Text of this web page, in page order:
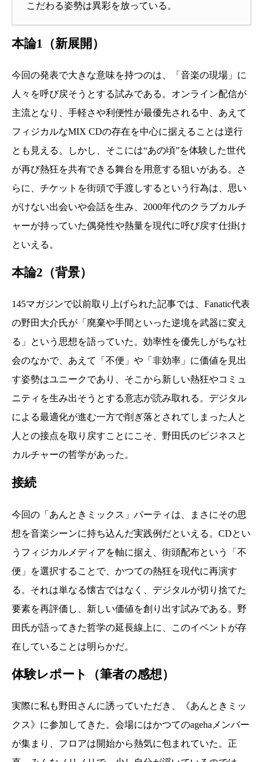
こだわる姿勢は異彩を放っている。
本論1（新展開）
今回の発表で大きな意味を持つのは、「音楽の現場」に
人々を呼び戻そうとする試みである。オンライン配信が
主流となり、手軽さや利便性が最優先される中、あえて
フィジカルなMIX CDの存在を中心に据えることは逆行
とも見える。しかし、そこには“あの頃”を体験した世代
が再び熱狂を共有できる舞台を用意する狙いがある。さ
らに、チケットを街頭で手渡しするという行為は、思い
がけない出会いや会話を生み、2000年代のクラブカルチ
ャーが持っていた偶発性や熱量を現代に呼び戻す仕掛け
といえる。
本論2（背景）
145マガジンで以前取り上げられた記事では、Fanatic代表
の野田大介氏が「廃棄や手間といった逆境を武器に変え
る」という思想を語っていた。効率性を優先しがちな社
会のなかで、あえて「不便」や「非効率」に価値を見出
す姿勢はユニークであり、そこから新しい熱狂やコミュ
ニティを生み出そうとする意志が読み取れる。デジタル
による最適化が進む一方で削ぎ落とされてしまった人と
人との接点を取り戻すことにこそ、野田氏のビジネスと
カルチャーの哲学があった。
接続
今回の「あんときミックス」パーティは、まさにその思
想を音楽シーンに持ち込んだ実践例だといえる。CDとい
うフィジカルメディアを軸に据え、街頭配布という「不
便」を選択することで、かつての熱狂を現代に再演す
る。それは単なる懐古ではなく、デジタルが切り捨てた
要素を再評価し、新しい価値を創り出す試みである。野
田氏が語ってきた哲学の延長線上に、このイベントが存
在していることは明らかだ。
体験レポート（筆者の感想）
実際に私も野田さんに誘っていただき、《あんときミッ
クス》に参加してきた。会場にはかつてのagehaメンバー
が集まり、フロアは開始から熱気に包まれていた。正